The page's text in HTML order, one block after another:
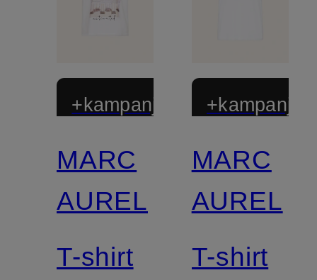
+kampanjrabatt
MARC
AUREL
T-shirt
MARC
AUREL
T-shirt